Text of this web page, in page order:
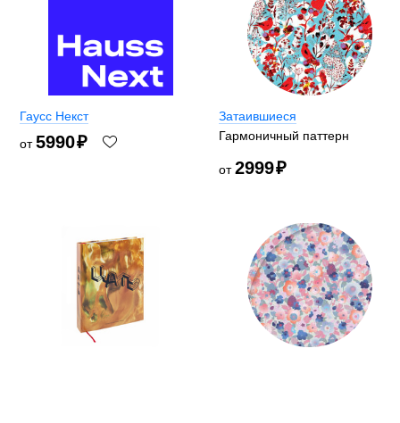
Гаусс Некст
от5990₽
Затаившиеся
Гармоничный паттерн
от2999₽